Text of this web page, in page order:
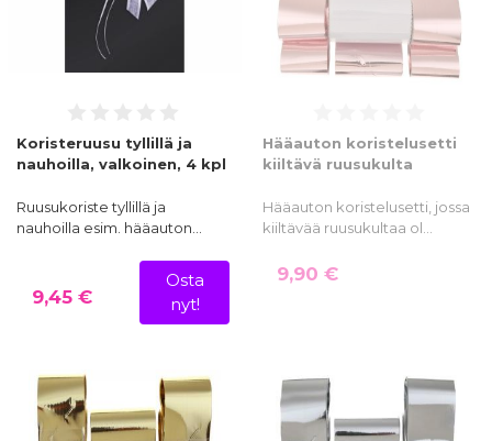
Koristeruusu tyllillä ja
nauhoilla, valkoinen, 4 kpl
Ruusukoriste tyllillä ja
nauhoilla esim. hääauton…
9,45 €
Osta
nyt!
Hääauton koristelusetti
kiiltävä ruusukulta
Hääauton koristelusetti, jossa
kiiltävää ruusukultaa ol…
9,90 €